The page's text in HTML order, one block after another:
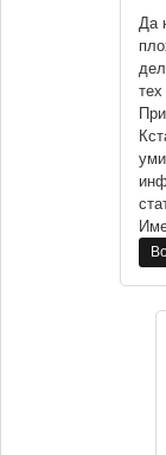
Да